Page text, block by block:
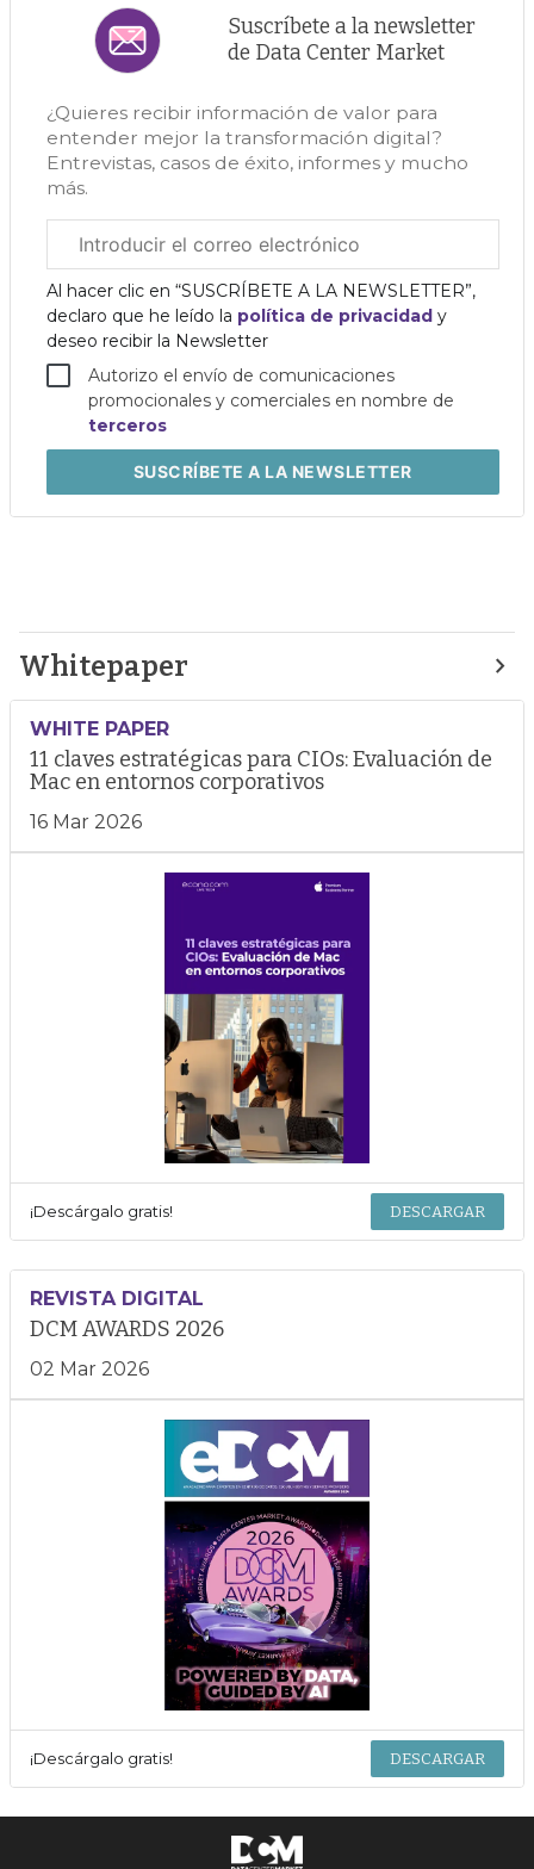
Suscríbete a la newsletter
de Data Center Market
¿Quieres recibir información de valor para
entender mejor la transformación digital?
Entrevistas, casos de éxito, informes y mucho
más.
electrónico
corporativo
Al hacer clic en “SUSCRÍBETE A LA NEWSLETTER”,
declaro que he leído la política de privacidad y
deseo recibir la Newsletter
Autorizo el envío de comunicaciones
promocionales y comerciales en nombre de
terceros
SUSCRÍBETEA LA NEWSLETTER
Whitepaper
WHITE PAPER
11 claves estratégicas para CIOs: Evaluación de
Mac en entornos corporativos
16 Mar 2026
¡Descárgalo gratis! DESCARGAR
REVISTA DIGITAL
DCM AWARDS 2026
02 Mar 2026
¡Descárgalo gratis! DESCARGAR